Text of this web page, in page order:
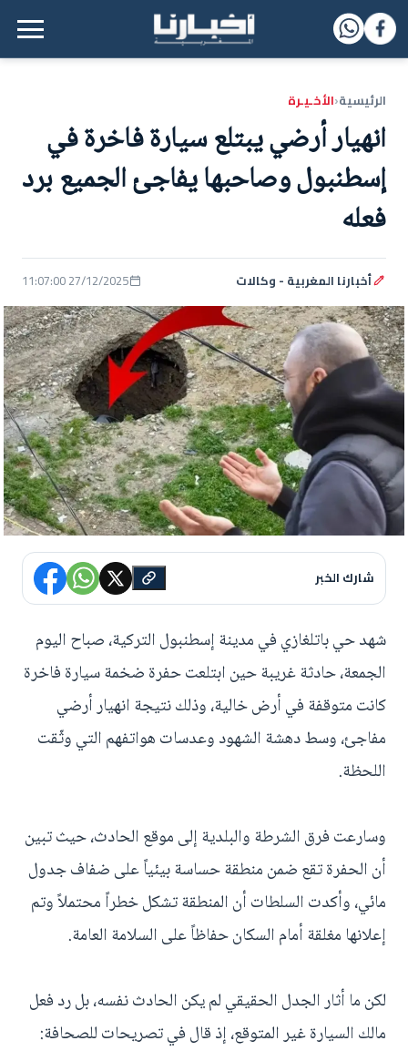
القائمة الرئيسية
الرئيسية‹الأخـيـرة
انهيار أرضي يبتلع سيارة فاخرة في
إسطنبول وصاحبها يفاجئ الجميع برد
فعله
أخبارنا المغربية - وكالات 27/12/2025 11:07:00
شارك الخبر
شهد حي باتلغازي في مدينة إسطنبول التركية، صباح اليوم
الجمعة، حادثة غريبة حين ابتلعت حفرة ضخمة سيارة فاخرة
كانت متوقفة في أرض خالية، وذلك نتيجة انهيار أرضي
مفاجئ، وسط دهشة الشهود وعدسات هواتفهم التي وثّقت
اللحظة.
وسارعت فرق الشرطة والبلدية إلى موقع الحادث، حيث تبين
أن الحفرة تقع ضمن منطقة حساسة بيئياً على ضفاف جدول
مائي، وأكدت السلطات أن المنطقة تشكل خطراً محتملاً وتم
إعلانها مغلقة أمام السكان حفاظاً على السلامة العامة.
لكن ما أثار الجدل الحقيقي لم يكن الحادث نفسه، بل رد فعل
مالك السيارة غير المتوقع، إذ قال في تصريحات للصحافة: